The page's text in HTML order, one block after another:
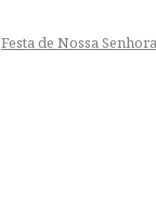
Festa de Nossa